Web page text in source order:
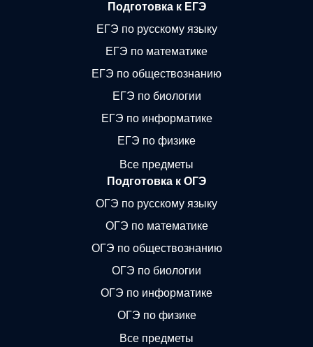
Подготовка к ЕГЭ
ЕГЭ по русскому языку
ЕГЭ по математике
ЕГЭ по обществознанию
ЕГЭ по биологии
ЕГЭ по информатике
ЕГЭ по физике
Все предметы
Подготовка к ОГЭ
ОГЭ по русскому языку
ОГЭ по математике
ОГЭ по обществознанию
ОГЭ по биологии
ОГЭ по информатике
ОГЭ по физике
Все предметы